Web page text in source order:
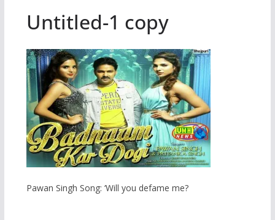
Untitled-1 copy
Pawan Singh Song: ‘Will you defame me?